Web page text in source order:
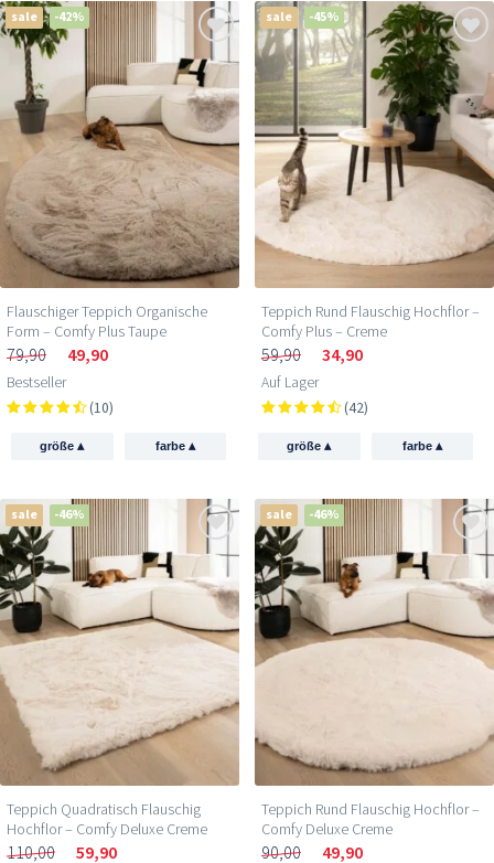
sale -42%
Flauschiger Teppich Organische
Form – Comfy Plus Taupe
79,90 49,90
Bestseller
(10)
größe▴ farbe ▴
sale -45%
Teppich Rund Flauschig Hochflor –
Comfy Plus – Creme
59,90 34,90
Auf Lager
(42)
größe▴ farbe ▴
sale -46%
Teppich Quadratisch Flauschig
Hochflor – Comfy Deluxe Creme
110,00 59,90
sale -46%
Teppich Rund Flauschig Hochflor –
Comfy Deluxe Creme
90,00 49,90